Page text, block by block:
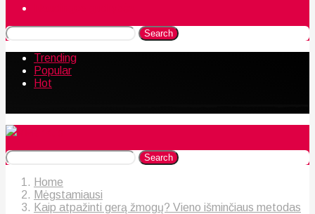
Search
Trending
Popular
Hot
Search
Home
Mėgstamiausi
Kaip atpažinti gerą žmogų? Vieno išminčiaus metodas